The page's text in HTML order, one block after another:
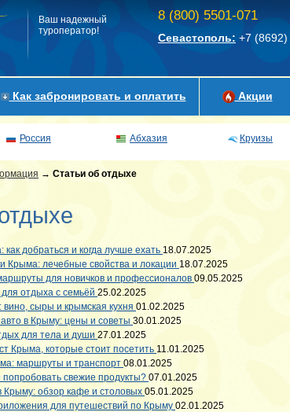
Ваш надежный
туроператор!
8 (800) 5501-071
Севастополь: +7 (8692)
Как забронировать и оплатить Акции
Россия Абхазия Круизы
→ Статьи об отдыхе
добраться и когда лучше ехать 18.07.2025
Крыма: лечебные свойства и локации 18.07.2025
для новичков и профессионалов 09.05.2025
отдыха с семьёй 25.02.2025
сыры и крымская кухня 01.02.2025
в Крыму: цены и советы 30.01.2025
для тела и души 27.01.2025
Крыма, которые стоит посетить 11.01.2025
маршруты и транспорт 08.01.2025
свежие продукты? 07.01.2025
Крыму: обзор кафе и столовых 05.01.2025
для путешествий по Крыму 02.01.2025